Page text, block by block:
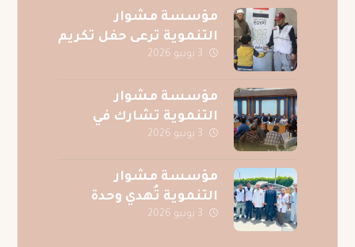
مؤسسة مشوار
التنموية ترعى حفل تكريم
حفظة القرآن الكريم
الجيزة
3 يونيو 2026
مؤسسة مشوار
التنموية تشارك في
احتفالية جوائز المسابقة
عقيدتي
3 يونيو 2026
مؤسسة مشوار
التنموية تُهدي وحدة
عناية فائقة متكاملة
3 يونيو 2026